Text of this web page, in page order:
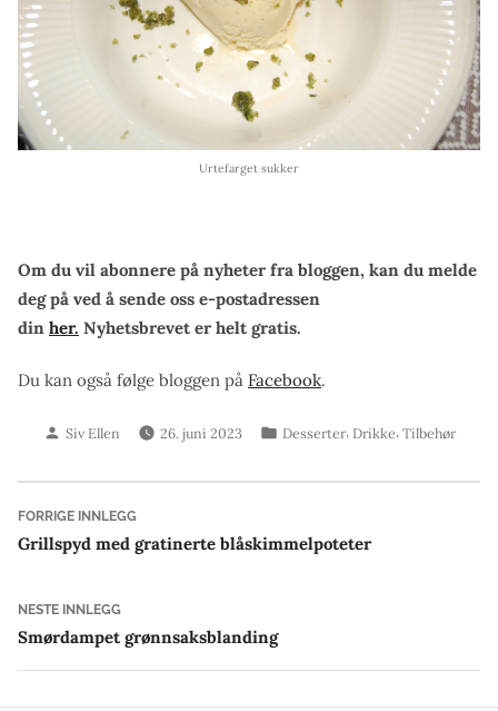
Urtefarget sukker
Om du vil abonnere på nyheter fra bloggen, kan du melde
deg på ved å sende oss e-postadressen
din her. Nyhetsbrevet er helt gratis.
Du kan også følge bloggen på Facebook.
Skrevet
Siv Ellen 26. juni 2023
Publisert
Desserter, Drikke, Tilbehør
Innleggsnavigasjon
FORRIGE INNLEGGForrige
innlegg:
Grillspyd med gratinerte blåskimmelpoteter
NESTE INNLEGGNeste
innlegg:
Smørdampet grønnsaksblanding